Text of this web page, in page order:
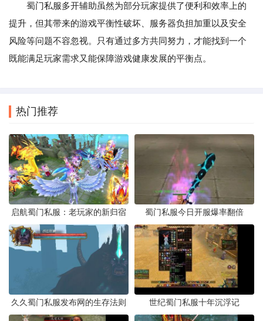
蜀门私服多开辅助虽然为部分玩家提供了便利和效率上的
提升，但其带来的游戏平衡性破坏、服务器负担加重以及安全
风险等问题不容忽视。只有通过多方共同努力，才能找到一个
既能满足玩家需求又能保障游戏健康发展的平衡点。
热门推荐
启航蜀门私服：老玩家的新归宿 蜀门私服今日开服爆率翻倍
久久蜀门私服发布网的生存法则 世纪蜀门私服十年沉浮记